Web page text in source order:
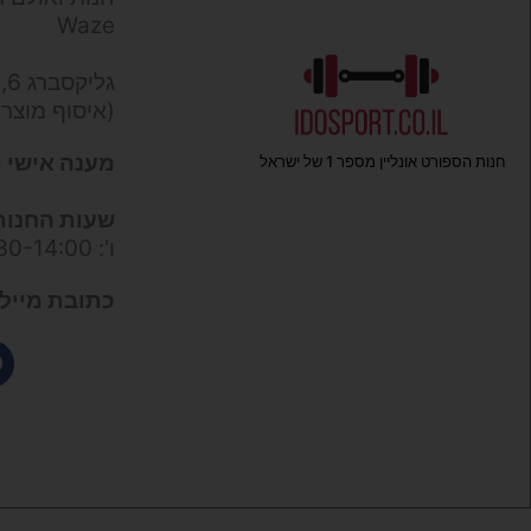
חנות הספורט אונליין מספר 1 של ישראל
Waze
גליקסברג 6,
(איסוף
מענה אישי
שעות
ו': 09:30-14:00
כתובת